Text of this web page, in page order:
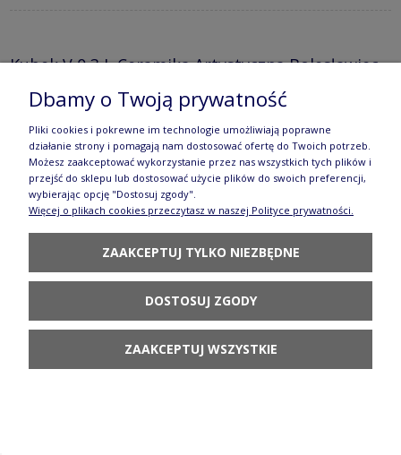
Kubek V 0,3 L Ceramika Artystyczna Bolesławiec
K236 dekU4830
POWIADOM O
DOSTĘPNOŚCI
Miska na płatki Ceramika Artystyczna
Bolesławiec C38 dekU4830
Dbamy o Twoją prywatność
Pliki cookies i pokrewne im technologie umożliwiają poprawne
działanie strony i pomagają nam dostosować ofertę do Twoich potrzeb.
Możesz zaakceptować wykorzystanie przez nas wszystkich tych plików i
przejść do sklepu lub dostosować użycie plików do swoich preferencji,
wybierając opcję "Dostosuj zgody".
Więcej o plikach cookies przeczytasz w naszej Polityce prywatności.
ZAAKCEPTUJ TYLKO NIEZBĘDNE
DOSTOSUJ ZGODY
ZAAKCEPTUJ WSZYSTKIE